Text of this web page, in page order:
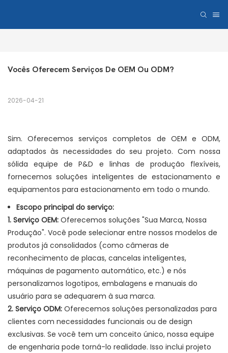
Vocês Oferecem Serviços De OEM Ou ODM?
2026-04-21
Sim. Oferecemos serviços completos de OEM e ODM,
adaptados às necessidades do seu projeto. Com nossa
sólida equipe de P&D e linhas de produção flexíveis,
fornecemos soluções inteligentes de estacionamento e
equipamentos para estacionamento em todo o mundo.
Escopo principal do serviço:
1. Serviço OEM: Oferecemos soluções "Sua Marca, Nossa
Produção". Você pode selecionar entre nossos modelos de
produtos já consolidados (como câmeras de
reconhecimento de placas, cancelas inteligentes,
máquinas de pagamento automático, etc.) e nós
personalizamos logotipos, embalagens e manuais do
usuário para se adequarem à sua marca.
2. Serviço ODM: Oferecemos soluções personalizadas para
clientes com necessidades funcionais ou de design
exclusivas. Se você tem um conceito único, nossa equipe
de engenharia pode torná-lo realidade. Isso inclui projeto